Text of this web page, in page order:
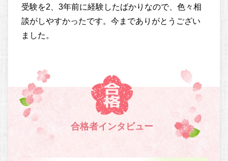
受験を2、3年前に経験したばかりなので、色々相
談がしやすかったです。今までありがとうござい
ました。
合格者インタビュー